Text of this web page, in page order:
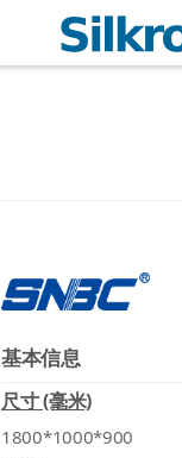
基本信息
尺寸 (毫米)
1800*1000*900